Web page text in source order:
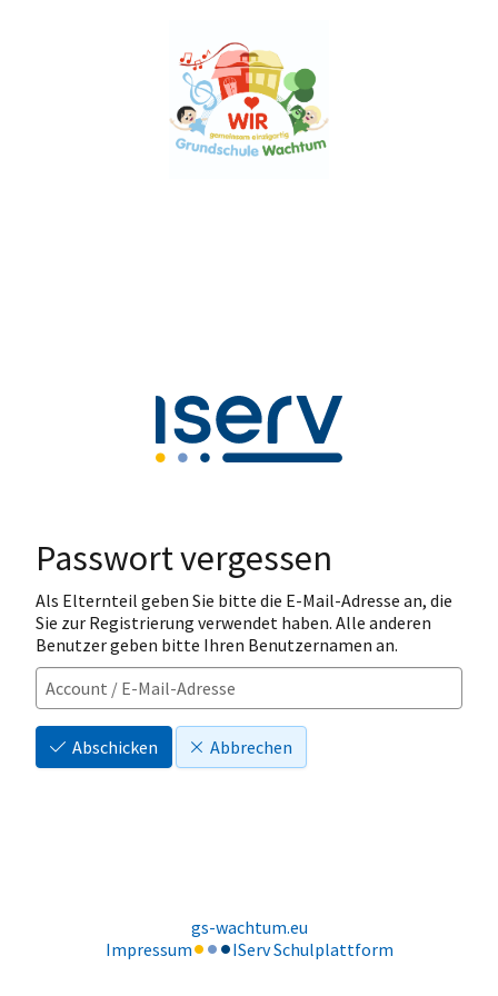
Passwort vergessen
Als Elternteil geben Sie bitte die E-Mail-Adresse an, die
Sie zur Registrierung verwendet haben. Alle anderen
Benutzer geben bitte Ihren Benutzernamen an.
Abschicken Abbrechen
gs-wachtum.eu
Impressum
IServ Schulplattform